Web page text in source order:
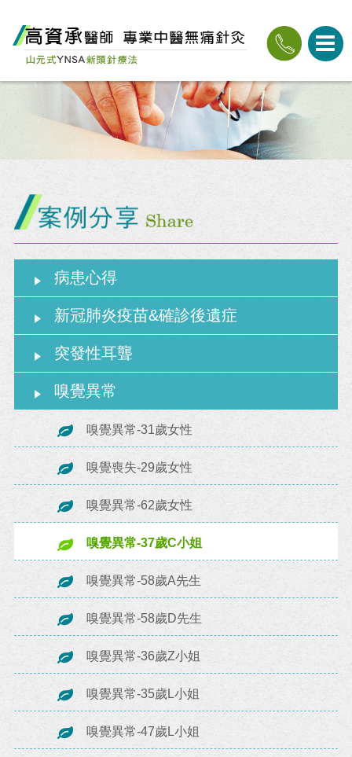
病患心得
新冠肺炎疫苗&確診後遺症
突發性耳聾
嗅覺異常
嗅覺異常-31歲女性
嗅覺喪失-29歲女性
嗅覺異常-62歲女性
嗅覺異常-37歲C小姐
嗅覺異常-58歲A先生
嗅覺異常-58歲D先生
嗅覺異常-36歲Z小姐
嗅覺異常-35歲L小姐
嗅覺異常-47歲L小姐